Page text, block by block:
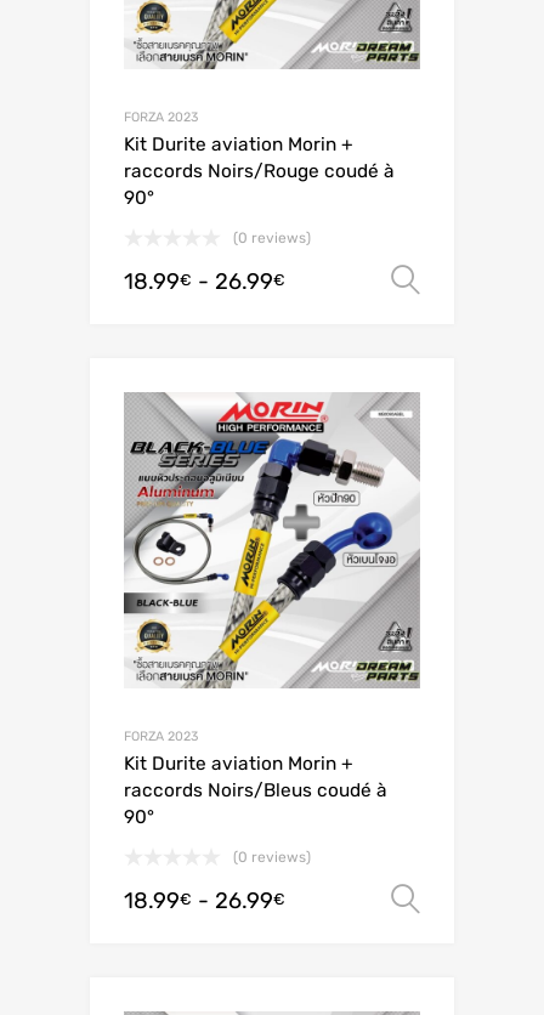
FORZA 2023
Kit Durite aviation Morin +
raccords Noirs/Rouge coudé à
90°
(0 reviews)
18.99€ - 26.99€
FORZA 2023
Kit Durite aviation Morin +
raccords Noirs/Bleus coudé à
90°
(0 reviews)
18.99€ - 26.99€